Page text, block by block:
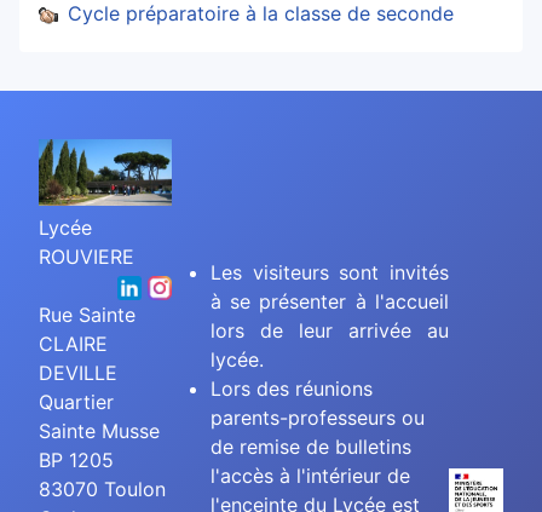
Cycle préparatoire à la classe de seconde
Lycée
ROUVIERE
Rue Sainte
CLAIRE
DEVILLE
Quartier
Sainte Musse
BP 1205
83070 Toulon
Les visiteurs sont invités
à se présenter à l'accueil
lors de leur arrivée au
lycée.
Lors des réunions
parents-professeurs ou
de remise de bulletins
l'accès à l'intérieur de
l'enceinte du Lycée est